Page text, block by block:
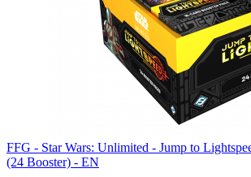
FFG - Star Wars: Unlimited - Jump to
(24 Booster) - EN